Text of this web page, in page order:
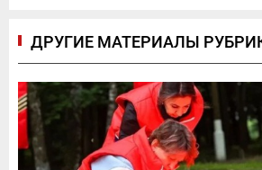
ДРУГИЕ МАТЕРИАЛЫ